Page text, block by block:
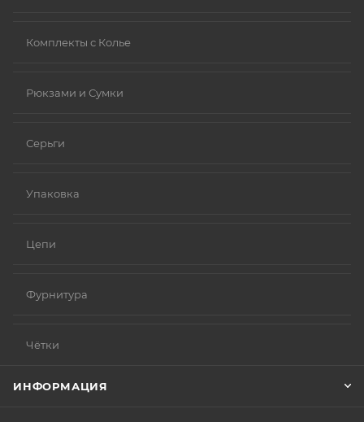
Комплекты с Колье
Рюкзами и Сумки
Серьги
Упаковка
Цепи
Фурнитура
Чётки
ИНФОРМАЦИЯ